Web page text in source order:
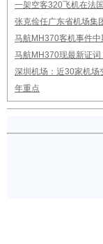
一架空客320飞机在法
张克俭任广东省机场集
马航MH370客机事件
马航MH370现最新证
深圳机场：近30家机
年重点